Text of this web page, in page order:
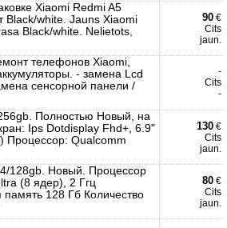
Xiaomi Redmi A5
Black/white. Jauns Xiaomi
Black/white. Nelietots,
90 €
Cits
jaun.
телефонов Xiaomi,
- замена Lcd
сенсорной панели /
-
Cits
-
Полностью Новый, на
Ips Dotdisplay Fhd+, 6.9"
Процессор: Qualcomm
130 €
Cits
jaun.
128gb. Новый. Процессор
(8 ядер), 2 Ггц
память 128 Гб Количество
80 €
Cits
jaun.